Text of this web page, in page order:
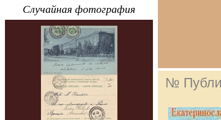
Случайная фотография
№